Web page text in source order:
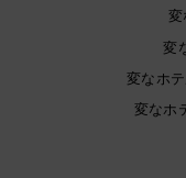
変
変
変なホ
変なホ